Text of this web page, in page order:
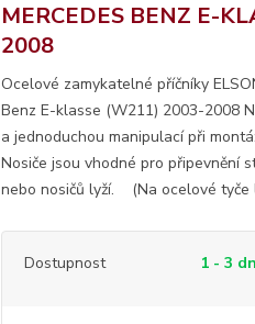
MERCEDES BENZ E-
2008
Ocelové zamykatelné příčníky
Benz E-klasse (W211) 2003-2008
a jednoduchou manipulací při
Nosiče jsou vhodné pro připevnění
nebo nosičů lyží. (Na ocelové tyče
Dostupnost 1 - 3